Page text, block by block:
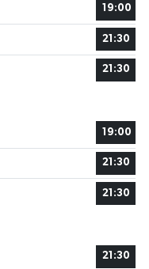
19:00
21:30
21:30
19:00
21:30
21:30
21:30